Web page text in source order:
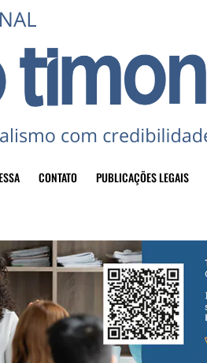
CONTATO PUBLICAÇÕES LEGAIS